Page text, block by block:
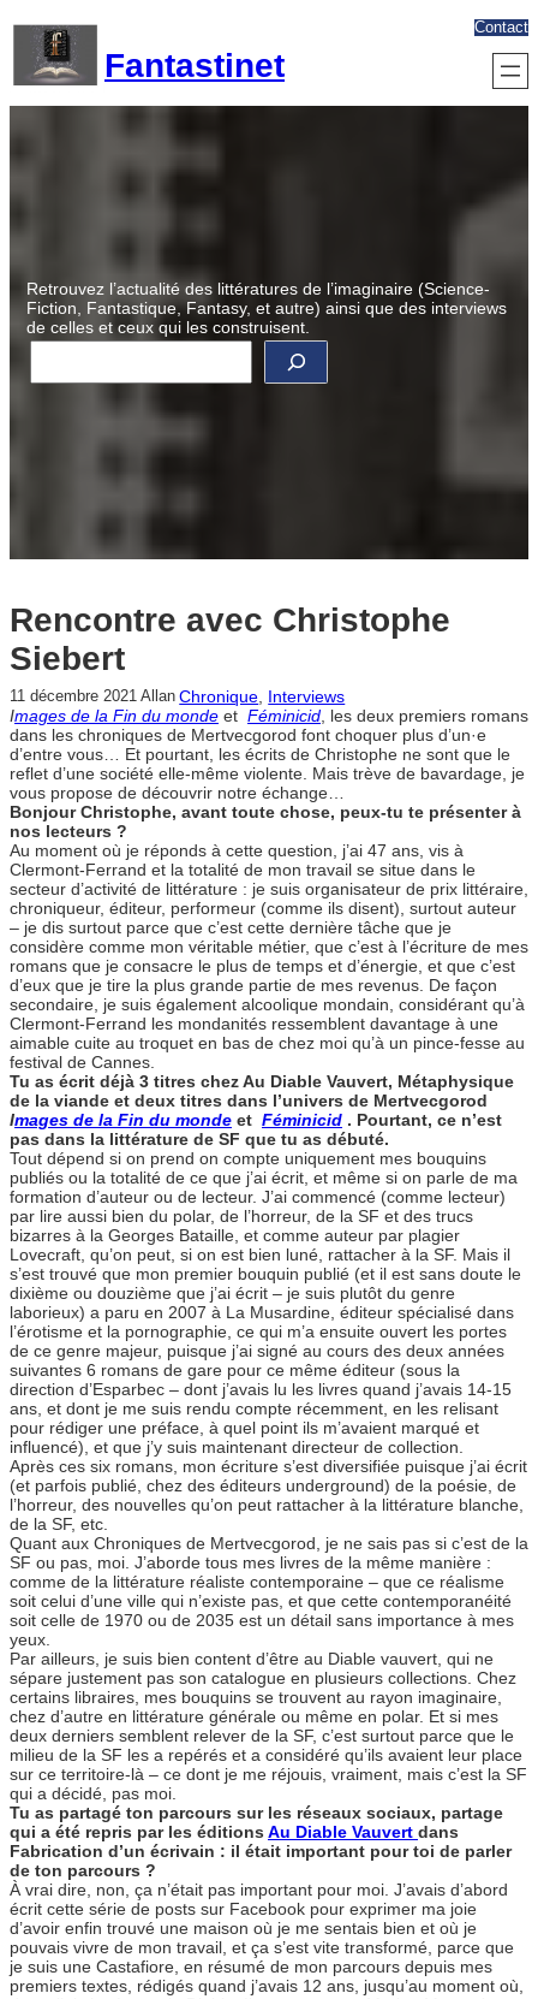
contenu
Fantastinet
Contact
Retrouvez l’actualité des littératures de l’imaginaire (Science-
Fiction, Fantastique, Fantasy, et autre) ainsi que des interviews
de celles et ceux qui les construisent.
R
c
Rencontre avec Christophe
Siebert
11 décembre 2021 Allan Chronique, Interviews
Images de la Fin du monde et Féminicid, les deux premiers romans
dans les chroniques de Mertvecgorod font choquer plus d’un·e
d’entre vous… Et pourtant, les écrits de Christophe ne sont que le
reflet d’une société elle-même violente. Mais trève de bavardage, je
vous propose de découvrir notre échange…
Bonjour Christophe, avant toute chose, peux-tu te présenter à
nos lecteurs ?
Au moment où je réponds à cette question, j’ai 47 ans, vis à
Clermont-Ferrand et la totalité de mon travail se situe dans le
secteur d’activité de littérature : je suis organisateur de prix littéraire,
chroniqueur, éditeur, performeur (comme ils disent), surtout auteur
– je dis surtout parce que c’est cette dernière tâche que je
considère comme mon véritable métier, que c’est à l’écriture de mes
romans que je consacre le plus de temps et d’énergie, et que c’est
d’eux que je tire la plus grande partie de mes revenus. De façon
secondaire, je suis également alcoolique mondain, considérant qu’à
Clermont-Ferrand les mondanités ressemblent davantage à une
aimable cuite au troquet en bas de chez moi qu’à un pince-fesse au
festival de Cannes.
Tu as écrit déjà 3 titres chez Au Diable Vauvert, Métaphysique
de la viande et deux titres dans l’univers de Mertvecgorod
Images de la Fin du monde et Féminicid . Pourtant, ce n’est
pas dans la littérature de SF que tu as débuté.
Tout dépend si on prend on compte uniquement mes bouquins
publiés ou la totalité de ce que j’ai écrit, et même si on parle de ma
formation d’auteur ou de lecteur. J’ai commencé (comme lecteur)
par lire aussi bien du polar, de l’horreur, de la SF et des trucs
bizarres à la Georges Bataille, et comme auteur par plagier
Lovecraft, qu’on peut, si on est bien luné, rattacher à la SF. Mais il
s’est trouvé que mon premier bouquin publié (et il est sans doute le
dixième ou douzième que j’ai écrit – je suis plutôt du genre
laborieux) a paru en 2007 à La Musardine, éditeur spécialisé dans
l’érotisme et la pornographie, ce qui m’a ensuite ouvert les portes
de ce genre majeur, puisque j’ai signé au cours des deux années
suivantes 6 romans de gare pour ce même éditeur (sous la
direction d’Esparbec – dont j’avais lu les livres quand j’avais 14-15
ans, et dont je me suis rendu compte récemment, en les relisant
pour rédiger une préface, à quel point ils m’avaient marqué et
influencé), et que j’y suis maintenant directeur de collection.
Après ces six romans, mon écriture s’est diversifiée puisque j’ai écrit
(et parfois publié, chez des éditeurs underground) de la poésie, de
l’horreur, des nouvelles qu’on peut rattacher à la littérature blanche,
de la SF, etc.
Quant aux Chroniques de Mertvecgorod, je ne sais pas si c’est de la
SF ou pas, moi. J’aborde tous mes livres de la même manière :
comme de la littérature réaliste contemporaine – que ce réalisme
soit celui d’une ville qui n’existe pas, et que cette contemporanéité
soit celle de 1970 ou de 2035 est un détail sans importance à mes
yeux.
Par ailleurs, je suis bien content d’être au Diable vauvert, qui ne
sépare justement pas son catalogue en plusieurs collections. Chez
certains libraires, mes bouquins se trouvent au rayon imaginaire,
chez d’autre en littérature générale ou même en polar. Et si mes
deux derniers semblent relever de la SF, c’est surtout parce que le
milieu de la SF les a repérés et a considéré qu’ils avaient leur place
sur ce territoire-là – ce dont je me réjouis, vraiment, mais c’est la SF
qui a décidé, pas moi.
Tu as partagé ton parcours sur les réseaux sociaux, partage
qui a été repris par les éditions Au Diable Vauvert dans
Fabrication d’un écrivain : il était important pour toi de parler
de ton parcours ?
À vrai dire, non, ça n’était pas important pour moi. J’avais d’abord
écrit cette série de posts sur Facebook pour exprimer ma joie
d’avoir enfin trouvé une maison où je me sentais bien et où je
pouvais vivre de mon travail, et ça s’est vite transformé, parce que
je suis une Castafiore, en résumé de mon parcours depuis mes
premiers textes, rédigés quand j’avais 12 ans, jusqu’au moment où,